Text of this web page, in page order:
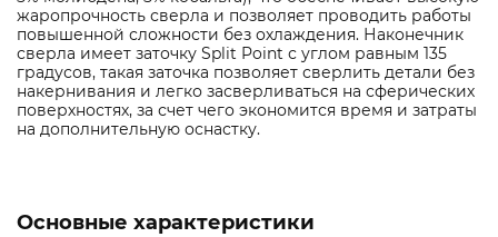
жаропрочность сверла и позволяет проводить работы
повышенной сложности без охлаждения. Наконечник
сверла имеет заточку Split Point с углом равным 135
градусов, такая заточка позволяет сверлить детали без
накернивания и легко засверливаться на сферических
поверхностях, за счет чего экономится время и затраты
на дополнительную оснастку.
Основные характеристики